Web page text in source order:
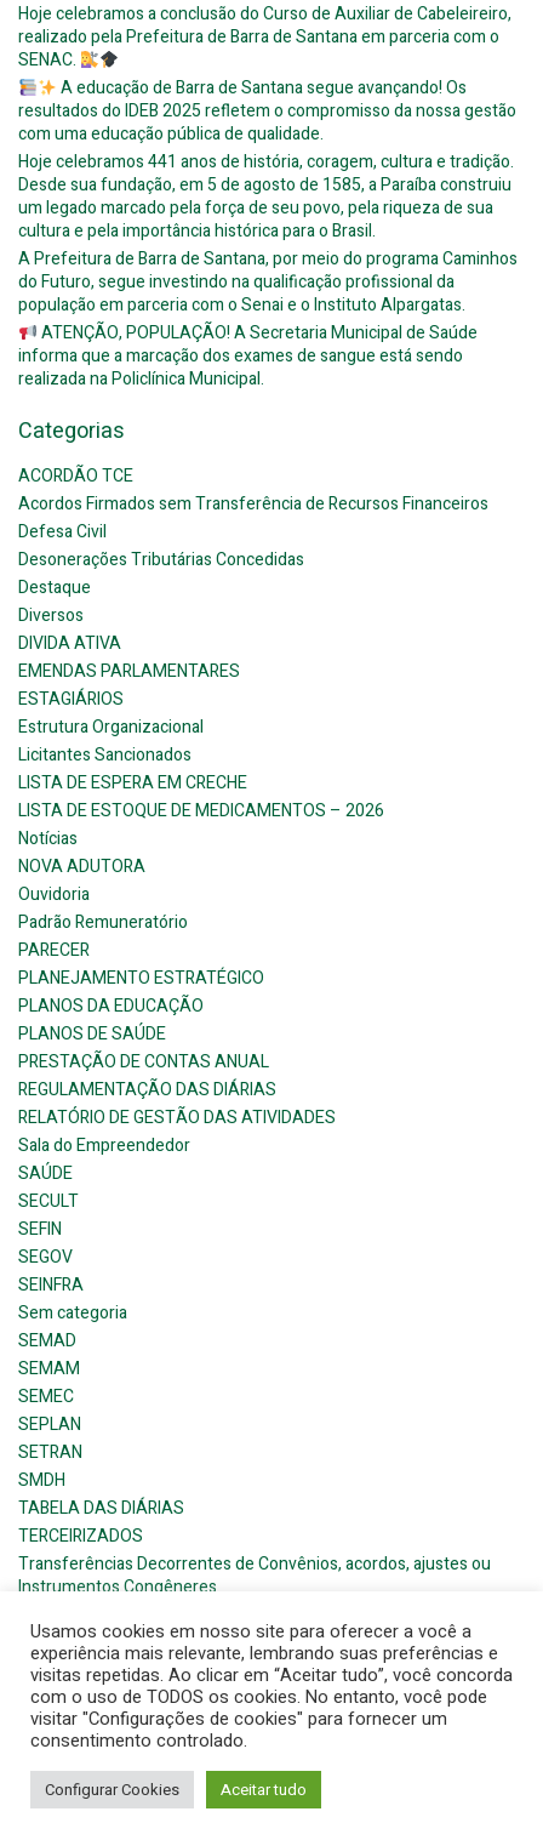
Hoje celebramos a conclusão do Curso de Auxiliar de Cabeleireiro,
realizado pela Prefeitura de Barra de Santana em parceria com o
SENAC.
A educação de Barra de Santana segue avançando! Os
resultados do IDEB 2025 refletem o compromisso da nossa gestão
com uma educação pública de qualidade.
Hoje celebramos 441 anos de história, coragem, cultura e tradição.
Desde sua fundação, em 5 de agosto de 1585, a Paraíba construiu
um legado marcado pela força de seu povo, pela riqueza de sua
cultura e pela importância histórica para o Brasil.
A Prefeitura de Barra de Santana, por meio do programa Caminhos
do Futuro, segue investindo na qualificação profissional da
população em parceria com o Senai e o Instituto Alpargatas.
ATENÇÃO, POPULAÇÃO! A Secretaria Municipal de Saúde
informa que a marcação dos exames de sangue está sendo
realizada na Policlínica Municipal.
Categorias
ACORDÃO TCE
Acordos Firmados sem Transferência de Recursos Financeiros
Defesa Civil
Desonerações Tributárias Concedidas
Destaque
Diversos
DIVIDA ATIVA
EMENDAS PARLAMENTARES
ESTAGIÁRIOS
Estrutura Organizacional
Licitantes Sancionados
LISTA DE ESPERA EM CRECHE
LISTA DE ESTOQUE DE MEDICAMENTOS – 2026
Notícias
NOVA ADUTORA
Ouvidoria
Padrão Remuneratório
PARECER
PLANEJAMENTO ESTRATÉGICO
PLANOS DA EDUCAÇÃO
PLANOS DE SAÚDE
PRESTAÇÃO DE CONTAS ANUAL
REGULAMENTAÇÃO DAS DIÁRIAS
RELATÓRIO DE GESTÃO DAS ATIVIDADES
Sala do Empreendedor
SAÚDE
SECULT
SEFIN
SEGOV
SEINFRA
Sem categoria
SEMAD
SEMAM
SEMEC
SEPLAN
SETRAN
SMDH
TABELA DAS DIÁRIAS
TERCEIRIZADOS
Transferências Decorrentes de Convênios, acordos, ajustes ou
Instrumentos Congêneres
© 2026 Barra de Santana- Prefeitura Municipal. Created for
free using WordPress and
Usamos cookies em nosso site para oferecer a você a
experiência mais relevante, lembrando suas preferências e
visitas repetidas. Ao clicar em “Aceitar tudo”, você concorda
com o uso de TODOS os cookies. No entanto, você pode
visitar "Configurações de cookies" para fornecer um
consentimento controlado.
Configurar Cookies Aceitar tudo